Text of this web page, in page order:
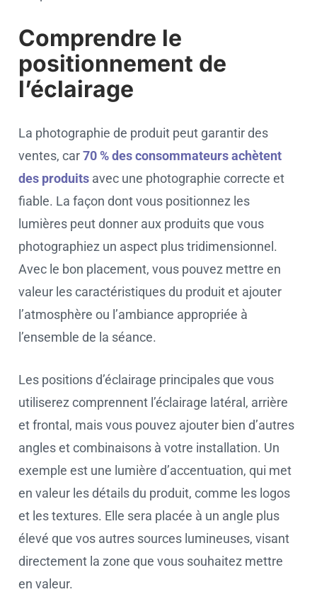
Comprendre le
positionnement de
l’éclairage
La photographie de produit peut garantir des
ventes, car70 % des consommateurs achètent
des produits avec une photographie correcte et
fiable. La façon dont vous positionnez les
lumières peut donner aux produits que vous
photographiez un aspect plus tridimensionnel.
Avec le bon placement, vous pouvez mettre en
valeur les caractéristiques du produit et ajouter
l’atmosphère ou l’ambiance appropriée à
l’ensemble de la séance.
Les positions d’éclairage principales que vous
utiliserez comprennent l’éclairage latéral, arrière
et frontal, mais vous pouvez ajouter bien d’autres
angles et combinaisons à votre installation. Un
exemple est une lumière d’accentuation, qui met
en valeur les détails du produit, comme les logos
et les textures. Elle sera placée à un angle plus
élevé que vos autres sources lumineuses, visant
directement la zone que vous souhaitez mettre
en valeur.